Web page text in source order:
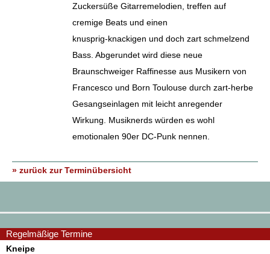
Zuckersüße Gitarremelodien, treffen auf
cremige Beats und einen
knusprig-knackigen und doch zart schmelzend
Bass. Abgerundet wird diese neue
Braunschweiger Raffinesse aus Musikern von
Francesco und Born Toulouse durch zart-herbe
Gesangseinlagen mit leicht anregender
Wirkung. Musiknerds würden es wohl
emotionalen 90er DC-Punk nennen.
» zurück zur Terminübersicht
Regelmäßige Termine
Kneipe